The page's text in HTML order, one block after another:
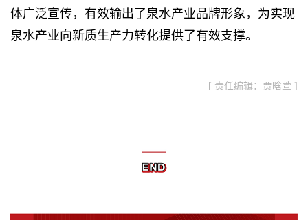
体广泛宣传，有效输出了泉水产业品牌形象，为实现
泉水产业向新质生产力转化提供了有效支撑。
[ 责任编辑：贾晗萱 ]